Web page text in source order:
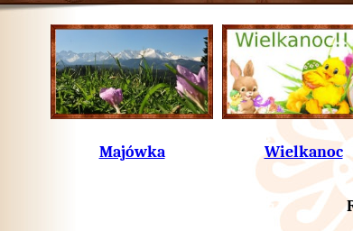
Majówka Wielkanoc